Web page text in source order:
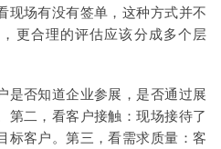
现场有没有签单，这种方式并不
更合理的评估应该分成多个层
是否知道企业参展，是否通过展
第二，看客户接触：现场接待了
标客户。第三，看需求质量：客